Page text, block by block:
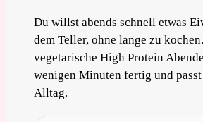
Du willst abends schnell etwas
dem Teller, ohne lange zu
vegetarische High Protein
wenigen Minuten fertig und
Alltag.